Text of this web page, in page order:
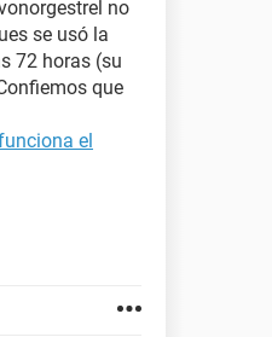
no
se usó la
72 horas (su
que
el